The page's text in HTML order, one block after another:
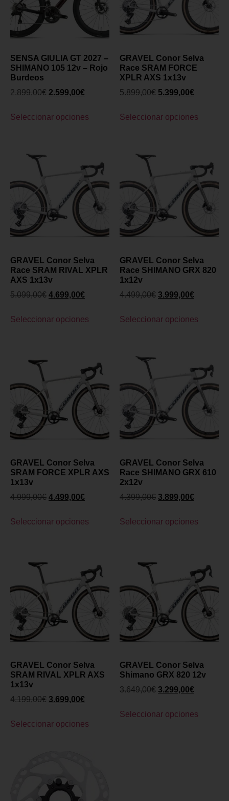
SENSA GIULIA GT 2027 –
SHIMANO 105 12v – Rojo
Burdeos
2.899,00€ 2.599,00€
Seleccionar opciones
GRAVEL Conor Selva
Race SRAM FORCE
XPLR AXS 1x13v
5.899,00€ 5.399,00€
Seleccionar opciones
GRAVEL Conor Selva
Race SRAM RIVAL XPLR
AXS 1x13v
5.099,00€ 4.699,00€
Seleccionar opciones
GRAVEL Conor Selva
Race SHIMANO GRX 820
1x12v
4.499,00€ 3.999,00€
Seleccionar opciones
GRAVEL Conor Selva
SRAM FORCE XPLR AXS
1x13v
4.999,00€ 4.499,00€
Seleccionar opciones
GRAVEL Conor Selva
Race SHIMANO GRX 610
2x12v
4.399,00€ 3.899,00€
Seleccionar opciones
GRAVEL Conor Selva
SRAM RIVAL XPLR AXS
1x13v
4.199,00€ 3.699,00€
Seleccionar opciones
GRAVEL Conor Selva
Shimano GRX 820 12v
3.649,00€ 3.299,00€
Seleccionar opciones